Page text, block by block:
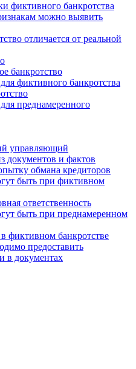
фиктивного банкротства
можно выявить
отличается от реальной
банкротство
фиктивного банкротства
преднамеренного
управляющий
документов и фактов
обмана кредиторов
быть при фиктивном
ответственность
быть при преднамеренном
фиктивном банкротстве
предоставить
в документах